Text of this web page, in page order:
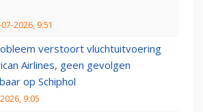
2026, 9:51
verstoort vluchtuitvoering
Airlines, geen gevolgen
op Schiphol
9:05